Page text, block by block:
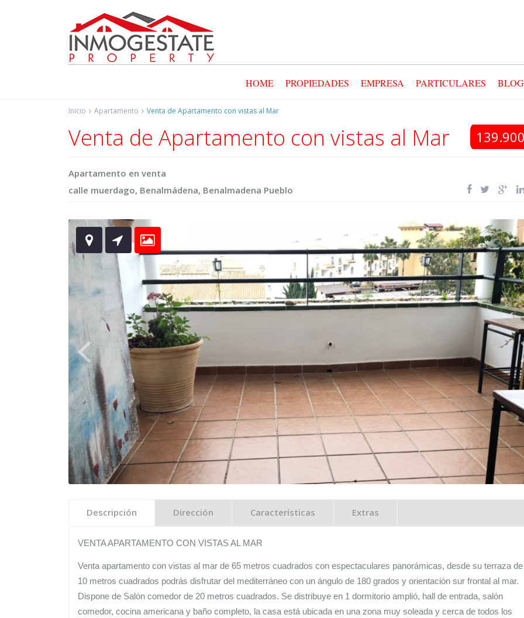
HOME PROPIEDADES EMPRESA PARTICULARES BLOG
Inicio Apartamento Venta de Apartamento con vistas al Mar
Venta de Apartamento con vistas al Mar
Apartamento en venta
calle muerdago, Benalmádena, Benalmadena Pueblo
Descripción Dirección Características Extras
VENTA APARTAMENTO CON VISTAS AL MAR
Venta apartamento con vistas al mar de 65 metros cuadrados con espectaculares panorámicas, desde su terraza de
10 metros cuadrados podrás disfrutar del mediterráneo con un ángulo de 180 grados y orientación sur frontal al mar.
Dispone de Salón comedor de 20 metros cuadrados. Se distribuye en 1 dormitorio amplió, hall de entrada, salón
comedor, cocina americana y baño completo, la casa está ubicada en una zona muy soleada y cerca de todos los